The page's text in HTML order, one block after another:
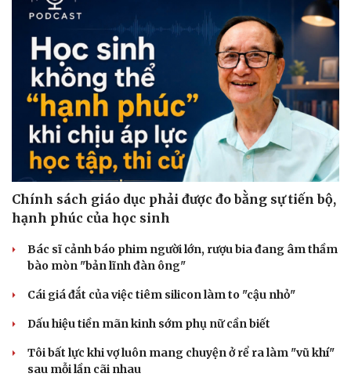
Sức khỏe
Dinh dưỡng - món ngon
Cây thuốc
Sản phụ khoa
Nhi khoa
Nam khoa
Làm đẹp - giảm cân
Phòng mạch online
Ăn sạch sống khỏe
Nhà đẹp
Tình yêu - Gia đình
Chính sách giáo dục phải được đo bằng sự tiến bộ,
hạnh phúc của học sinh
Bác sĩ cảnh báo phim người lớn, rượu bia đang âm thầm
bào mòn "bản lĩnh đàn ông"
Cái giá đắt của việc tiêm silicon làm to "cậu nhỏ"
Dấu hiệu tiền mãn kinh sớm phụ nữ cần biết
Tôi bất lực khi vợ luôn mang chuyện ở rể ra làm "vũ khí"
sau mỗi lần cãi nhau